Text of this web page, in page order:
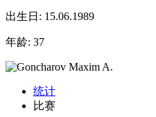
出生日: 15.06.1989
年龄: 37
统计
比赛